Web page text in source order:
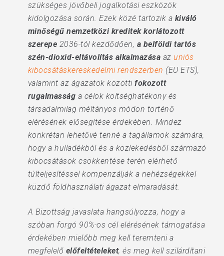
szükséges jövőbeli jogalkotási eszközök
kidolgozása során. Ezek közé tartozik a kiváló
minőségű nemzetközi kreditek korlátozott
szerepe 2036-tól kezdődően, a belföldi tartós
szén-dioxid-eltávolítás alkalmazása azuniós
kibocsátáskereskedelmi rendszerben (EU ETS),
valamint az ágazatok közöttifokozott
rugalmasság a célok költséghatékony és
társadalmilag méltányos módon történő
elérésének elősegítése érdekében. Mindez
konkrétan lehetővé tenné a tagállamok számára,
hogy a hulladékból és a közlekedésből származó
kibocsátások csökkentése terén elérhető
túlteljesítéssel kompenzálják a nehézségekkel
küzdő földhasználati ágazat elmaradását.
A Bizottság javaslata hangsúlyozza, hogy a
szóban forgó 90%-os cél elérésének támogatása
érdekében mielőbb meg kell teremteni a
megfelelő előfeltételeket, és meg kell szilárdítani